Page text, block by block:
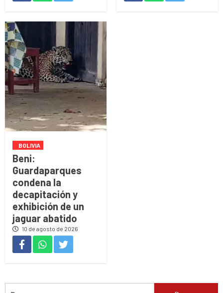
BOLIVIA
Beni:
Guardaparques
condena la
decapitación y
exhibición de un
jaguar abatido
10 de agosto de 2026